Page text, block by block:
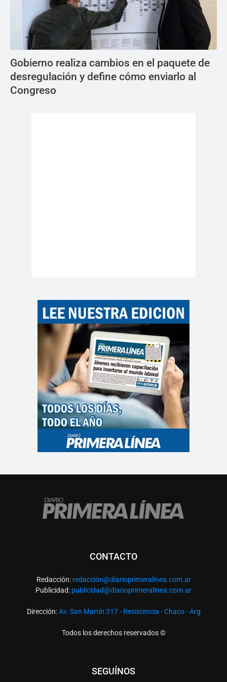
Gobierno realiza cambios en el paquete de
desregulación y define cómo enviarlo al
Congreso
CONTACTO
Redacción: redacción@diarioprimeralinea.com.ar
Publicidad: publicidad@diarioprimeralinea.com.ar
Dirección:Av. San Martín 317 - Resistencia - Chaco - Arg
Todos los derechos reservados ©
SEGUÍNOS